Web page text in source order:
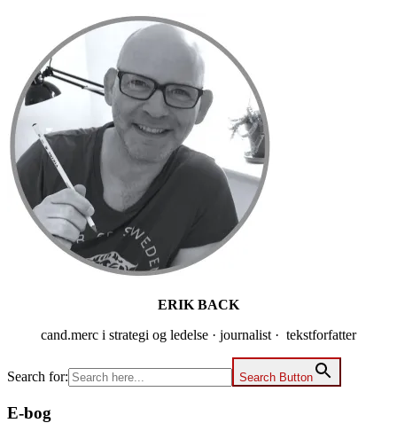
Sidebar
ERIK BACK
cand.merc i strategi og ledelse · journalist · tekstforfatter
Search for: Search Button
E-bog